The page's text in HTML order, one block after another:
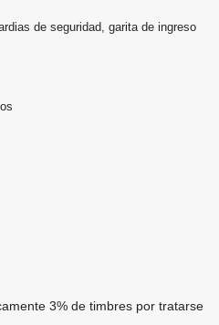
de seguridad, garita de ingreso
3% de timbres por tratarse